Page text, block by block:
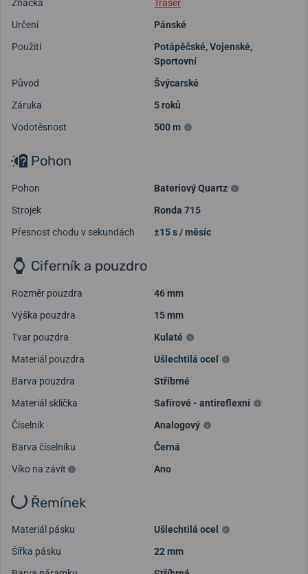
Značka
Traser
Určení
Pánské
Použití
Potápěčské,Vojenské,
Sportovní
Původ
Švýcarské
Záruka
5 roků
Vodotěsnost
500 m
Pohon
Pohon
Bateriový Quartz
Strojek
Ronda 715
Přesnost chodu v sekundách
±15 s / měsíc
Ciferník a pouzdro
Rozměr pouzdra
46 mm
Výška pouzdra
15 mm
Tvar pouzdra
Kulaté
Materiál pouzdra
Ušlechtilá ocel
Barva pouzdra
Stříbrné
Materiál sklíčka
Safírové - antireflexní
Číselník
Analogový
Barva číselníku
Černá
Víko na závit
Ano
Řemínek
Materiál pásku
Ušlechtilá ocel
Šířka pásku
22 mm